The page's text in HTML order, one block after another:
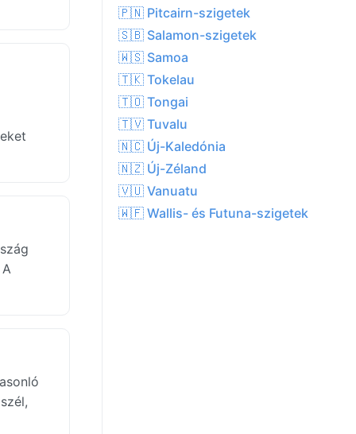
🇵🇳 Pitcairn-szigetek
🇸🇧 Salamon-szigetek
🇼🇸 Samoa
🇹🇰 Tokelau
🇹🇴 Tongai
🇹🇻 Tuvalu
🇳🇨 Új-Kaledónia
🇳🇿 Új-Zéland
🇻🇺 Vanuatu
🇼🇫 Wallis- és Futuna-szigetek